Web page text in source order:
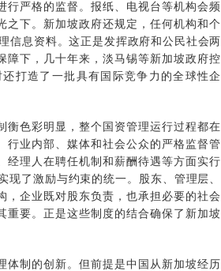
严格的监督。报纸、电视台等机构会频
之下。新加坡政府还规定，任何机构和个
信息资料。这正是发挥政府和公民社会两
障下，几十年来，淡马锡等新加坡政府控
打造了一批具有国际竞争力的全球性企
色彩明显，整个国资管理运行过程都在
行业内部、媒体和社会公众的严格监督管
经理人在聘任机制和薪酬待遇等方面实行
了激励与约束的统一。股东、管理层、
，企业既对股东负责，也承担必要的社会
重要。正是这些制度的结合确保了新加坡
制的创新。但前提是中国从新加坡经历